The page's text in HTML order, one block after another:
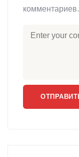
комментариев.